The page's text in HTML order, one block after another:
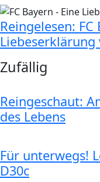
Reingelesen:
Liebeserklärung
Zufällig
Reingeschaut:
des Lebens
Für unterwegs!
D30c